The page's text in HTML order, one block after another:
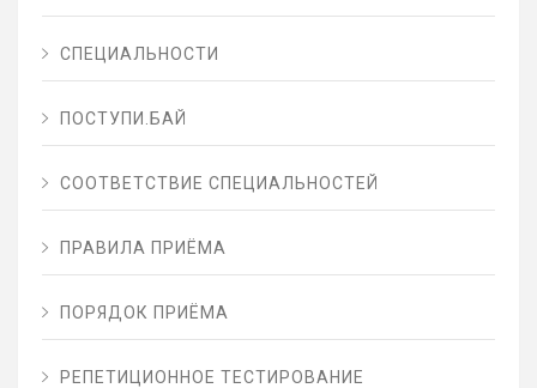
СПЕЦИАЛЬНОСТИ
ПОСТУПИ.БАЙ
СООТВЕТСТВИЕ СПЕЦИАЛЬНОСТЕЙ
ПРАВИЛА ПРИЁМА
ПОРЯДОК ПРИЁМА
РЕПЕТИЦИОННОЕ ТЕСТИРОВАНИЕ